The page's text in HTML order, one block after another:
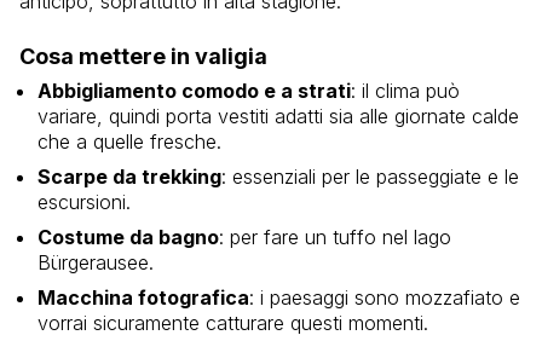
Cosa mettere in valigia
Abbigliamento comodo e a strati: il clima può
variare, quindi porta vestiti adatti sia alle giornate calde
che a quelle fresche.
Scarpe da trekking: essenziali per le passeggiate e le
escursioni.
Costume da bagno: per fare un tuffo nel lago
Bürgerausee.
Macchina fotografica: i paesaggi sono mozzafiato e
vorrai sicuramente catturare questi momenti.